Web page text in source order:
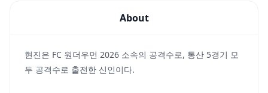
About
현진은 FC 원더우먼 2026 소속의 공격수로, 통산 5경기 모
두 공격수로 출전한 신인이다.